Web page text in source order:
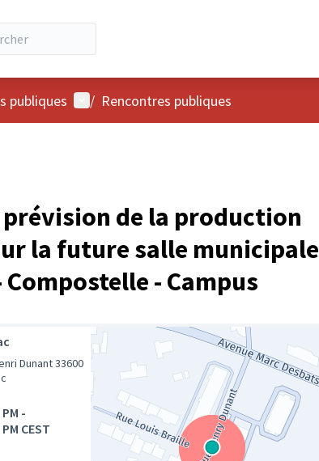
publiques Menu utilisateur
/ Rencontres publiques
prévision de la production
la future salle municipale
- Campus
Dunant 33600
-
CEST